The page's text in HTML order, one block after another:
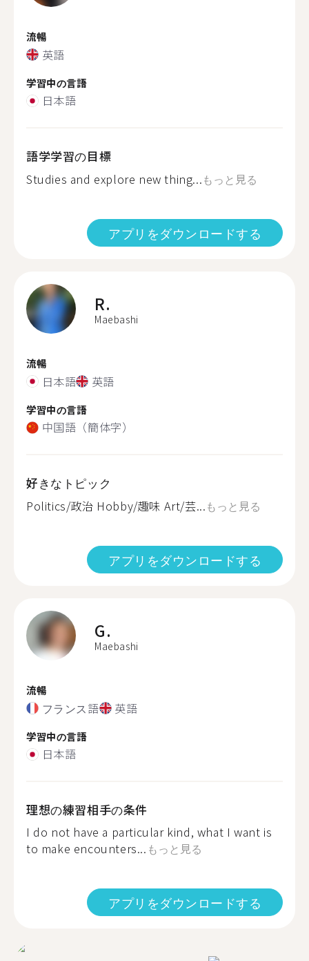
流暢
英語
学習中の言語
日本語
語学学習の目標
Studies and explore new thing...もっと見る
アプリをダウンロードする
R.
Maebashi
流暢
日本語 英語
学習中の言語
中国語（簡体字）
好きなトピック
Politics/政治 Hobby/趣味 Art/芸...もっと見る
アプリをダウンロードする
G.
Maebashi
流暢
フランス語 英語
学習中の言語
日本語
理想の練習相手の条件
I do not have a particular kind, what I want is
to make encounters... もっと見る
アプリをダウンロードする